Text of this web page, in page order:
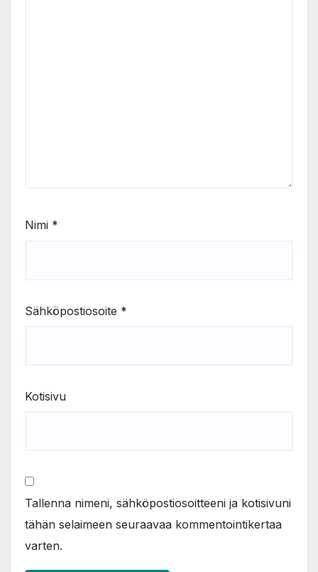
Nimi *
Sähköpostiosoite *
Kotisivu
Tallenna nimeni, sähköpostiosoitteeni ja kotisivuni
tähän selaimeen seuraavaa kommentointikertaa
varten.